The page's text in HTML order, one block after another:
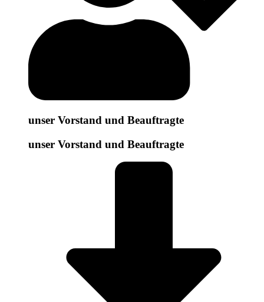
unser Vorstand und Beauftragte
unser Vorstand und Beauftragte